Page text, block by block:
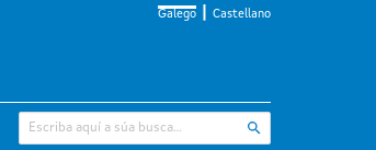
Galego Castellano